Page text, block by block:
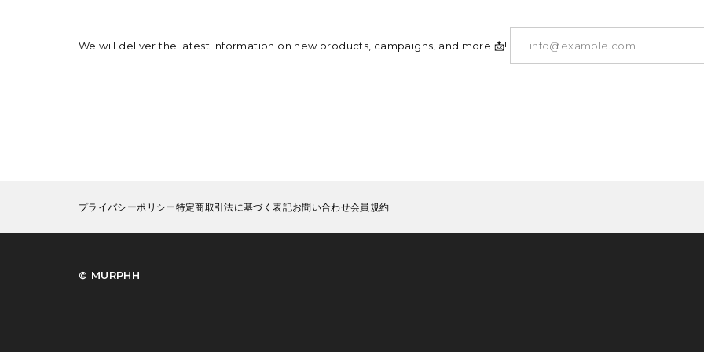
We will deliver the latest information on new products, campaigns, and more 📩!!
プライバシーポリシー特定商取引法に基づく表記お問い合わせ会員規約
©︎ MURPHH